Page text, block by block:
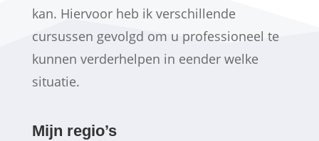
kan. Hiervoor heb ik verschillende
cursussen gevolgd om u professioneel te
kunnen verderhelpen in eender welke
situatie.
Mijn regio’s